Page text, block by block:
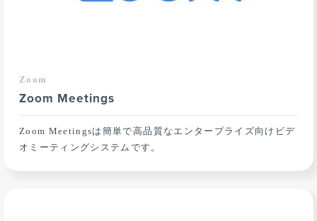
Zoom
Zoom Meetings
Zoom Meetingsは簡単で高品質なエンタープライズ向けビデ
オミーティングシステムです。